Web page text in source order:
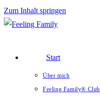
Zum Inhalt springen
Start
Über mich
Feeling Family® Club